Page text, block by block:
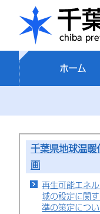
ホーム
千葉県地球温
画
再生可能エネ
域の設定に関
準の策定につ